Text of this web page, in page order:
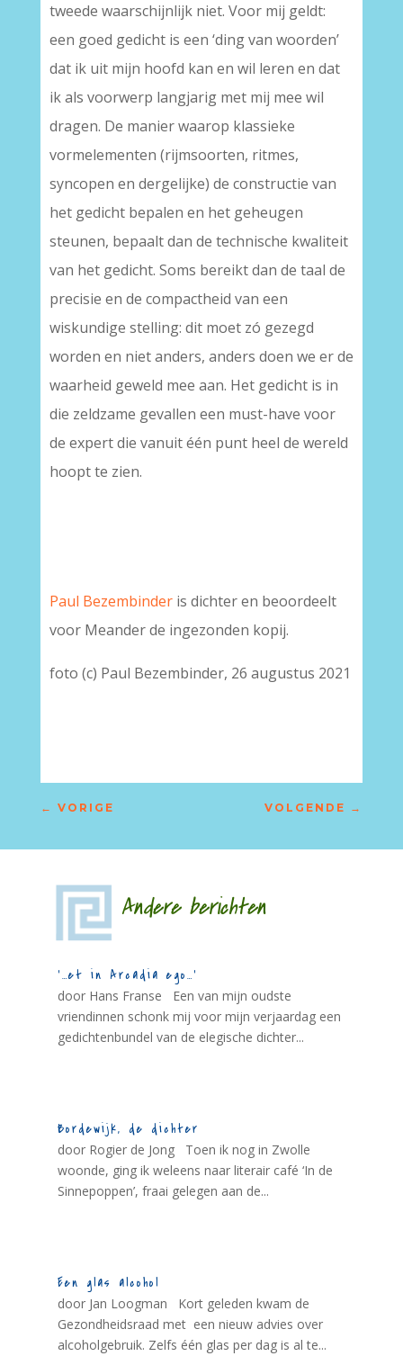
tweede waarschijnlijk niet. Voor mij geldt:
een goed gedicht is een ‘ding van woorden’
dat ik uit mijn hoofd kan en wil leren en dat
ik als voorwerp langjarig met mij mee wil
dragen. De manier waarop klassieke
vormelementen (rijmsoorten, ritmes,
syncopen en dergelijke) de constructie van
het gedicht bepalen en het geheugen
steunen, bepaalt dan de technische kwaliteit
van het gedicht. Soms bereikt dan de taal de
precisie en de compactheid van een
wiskundige stelling: dit moet zó gezegd
worden en niet anders, anders doen we er de
waarheid geweld mee aan. Het gedicht is in
die zeldzame gevallen een must-have voor
de expert die vanuit één punt heel de wereld
hoopt te zien.
Paul Bezembinderis dichter en beoordeelt
voor Meander de ingezonden kopij.
foto (c) Paul Bezembinder, 26 augustus 2021
← VORIGE VOLGENDE →
Andere berichten
‘…et in Arcadia ego…’
door Hans Franse Een van mijn oudste
vriendinnen schonk mij voor mijn verjaardag een
gedichtenbundel van de elegische dichter...
Bordewijk, de dichter
door Rogier de Jong Toen ik nog in Zwolle
woonde, ging ik weleens naar literair café ‘In de
Sinnepoppen’, fraai gelegen aan de...
Een glas alcohol
door Jan Loogman Kort geleden kwam de
Gezondheidsraad met een nieuw advies over
alcoholgebruik. Zelfs één glas per dag is al te...